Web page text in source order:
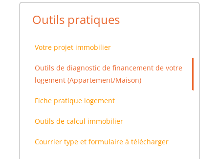
Outils pratiques
Votre projet immobilier
Outils de diagnostic de financement de votre
logement (Appartement/Maison)
Fiche pratique logement
Outils de calcul immobilier
Courrier type et formulaire à télécharger